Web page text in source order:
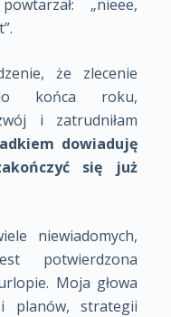
„nieee,
że zlecenie
końca roku,
i zatrudniłam
dowiaduję
się już
niewiadomych,
potwierdzona
Moja głowa
planów, strategii